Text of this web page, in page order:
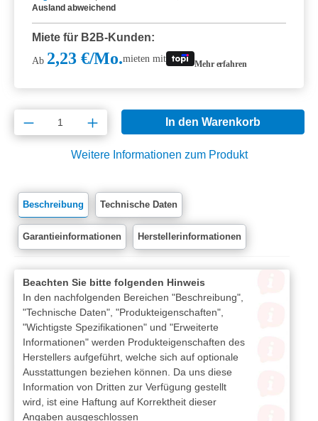
Ausland abweichend
Miete für B2B-Kunden:
Ab 2,23 €/Mo.mieten mit Mehr erfahren
Produkt Anzahl: Gib den gewünschten
In den Warenkorb
Weitere Informationen zum Produkt
Beschreibung Technische Daten
Garantieinformationen Herstellerinformationen
Beachten Sie bitte folgenden Hinweis
In den nachfolgenden Bereichen "Beschreibung",
"Technische Daten", "Produkteigenschaften",
"Wichtigste Spezifikationen" und "Erweiterte
Informationen" werden Produkteigenschaften des
Herstellers aufgeführt, welche sich auf optionale
Ausstattungen beziehen können. Da uns diese
Information von Dritten zur Verfügung gestellt
wird, ist eine Haftung auf Korrektheit dieser
Angaben ausgeschlossen